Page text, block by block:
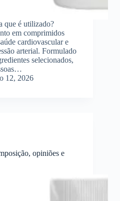
que é utilizado?
em comprimidos
cardiovascular e
arterial. Formulado
selecionados,
12, 2026
opiniões e